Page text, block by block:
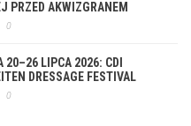
PRZED AKWIZGRANEM
0
20–26 LIPCA 2026: CDI
DRESSAGE FESTIVAL
0